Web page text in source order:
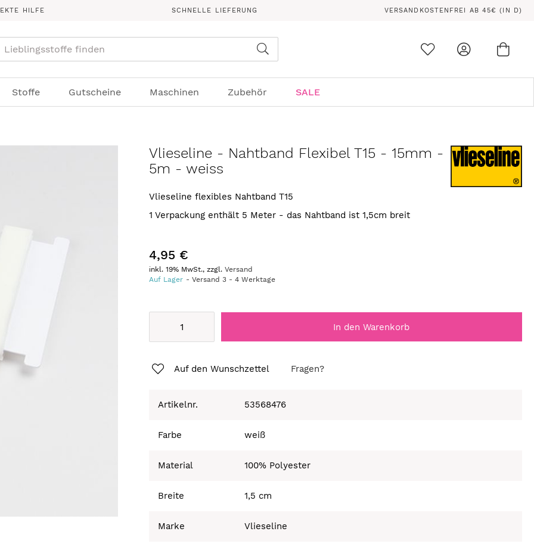
HILFE SCHNELLE LIEFERUNG VERSANDKOSTENFREI AB 45€ (IN D)
Stoffe Gutscheine Maschinen Zubehör SALE
Vlieseline - Nahtband Flexibel T15 - 15mm -
5m - weiss
Vlieseline flexibles Nahtband T15
1 Verpackung enthält 5 Meter - das Nahtband ist 1,5cm breit
4,95 €
inkl. 19% MwSt., zzgl.Versand
Auf Lager
Versand3 -4 Werktage
In den Warenkorb
Auf den Wunschzettel Fragen?
Artikelnr. 53568476
Farbe weiß
Material 100% Polyester
Breite 1,5 cm
Marke Vlieseline